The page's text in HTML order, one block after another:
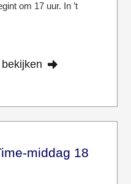
om 17 uur. In ’t
middag 18